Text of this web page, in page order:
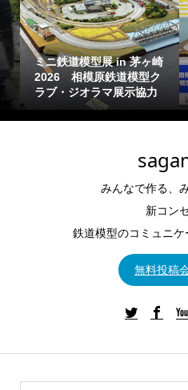
ミニ鉄道模型展 in 茅ヶ崎
2026 相模原鉄道模型ク
ラブ・ジオラマ展示協力
みんなで作る、
新コン
鉄道模型のコミュニケ
無料投稿